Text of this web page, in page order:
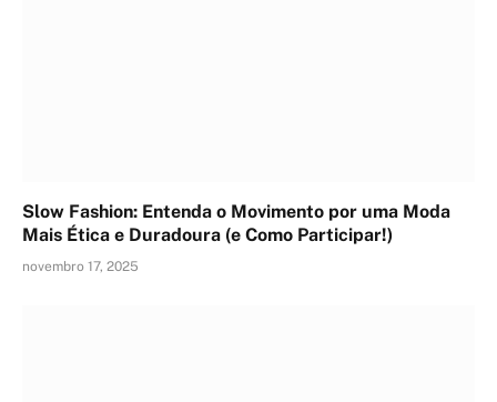
Slow Fashion: Entenda o Movimento por uma Moda
Mais Ética e Duradoura (e Como Participar!)
novembro 17, 2025